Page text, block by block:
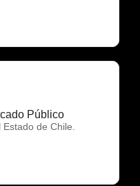
Público
de Chile.